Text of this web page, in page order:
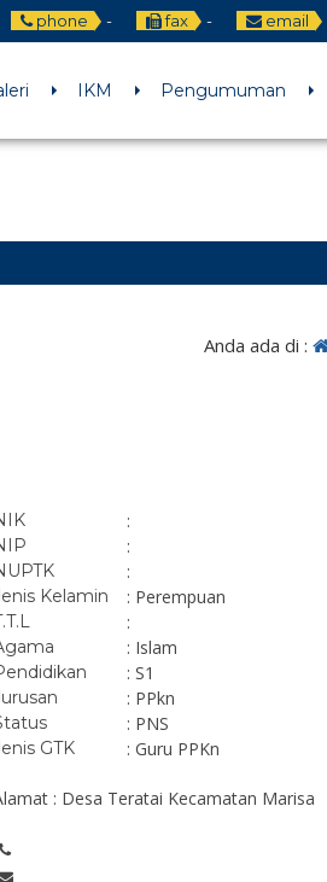
phone - fax - email
IKM Pengumuman
Anda ada di :
:
:
:
Kelamin : Perempuan
:
: Islam
: S1
: PPkn
: PNS
GTK : Guru PPKn
: Desa Teratai Kecamatan Marisa